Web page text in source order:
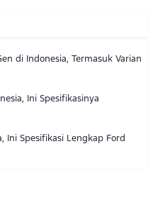
di Indonesia, Termasuk Varian
Ini Spesifikasinya
Ini Spesifikasi Lengkap Ford